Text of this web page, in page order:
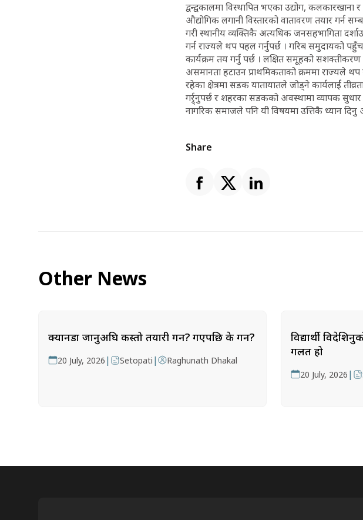
द्वन्द्वकालमा विस्थापित भएका उद्योग,
औद्योगिक लगानी विस्तारको वातावरण तयार गर्न
गरी स्थानीय व्यक्तिकै अत्यधिक जनसहभागिता
गर्न राज्यले थप पहल गर्नुपर्छ । गरिब समुदायको पहुँच
कार्यक्रम तय गर्नु पर्छ । लक्षित समूहको सशक्तीकरण
असमानता हटाउन प्राथमिकताको क्रममा राज्यले
रहेका क्षेत्रमा सडक यातायातले जोड्ने कार्यलार्ई
गर्र्र्नुपर्छ र शहरका सडकको अवस्थामा व्यापक
नागरिक समाजले पनि यी विषयमा उत्तिकै ध्यान
Share
Other News
क्यानडा जानुअघि कस्तो तयारी गर्ने? गएपछि के गर्ने?
20 July, 2026 | Setopati | Raghunath Dhakal
विद्यार्थी
गलत हो
20 July, 2026 |